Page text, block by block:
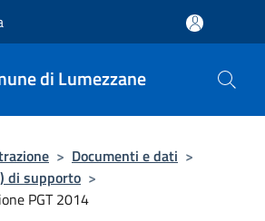
di Lumezzane
> Documenti e dati >
di supporto >
PGT 2014